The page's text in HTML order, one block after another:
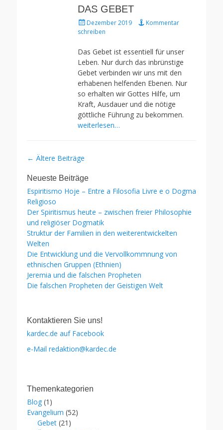
DAS GEBET
Gepostet
am
Dezember 2019
Kommentar
schreiben
Das Gebet ist essentiell für unser
Leben. Nur durch das inbrünstige
Gebet verbinden wir uns mit den
erhabenen helfenden Ebenen. Nur
so erhalten wir Gottes Hilfe, um
Kraft, Ausdauer und die nötige
göttliche Führung zu bekommen.
weiterlesen…
Beitragsnavigation
← Ältere Beiträge
Neueste Beiträge
Espiritismo Hoje – Entre a Filosofia Livre e o Dogma
Religioso
Der Spiritismus heute – zwischen freier Philosophie
und religiöser Dogmatik
Struktur der Familien in den weiterentwickelten
Welten
Die Entwicklung und die Vervollkommnung von
ethnischen Gruppen (Ethnien)
Jeremia und die falschen Propheten
Die falschen Propheten der Geistigen Welt
Kontaktieren Sie uns!
kardec.de auf Facebook
e-Mail redaktion@kardec.de
Themenkategorien
Blog (1)
Evangelium (52)
Gebet (21)